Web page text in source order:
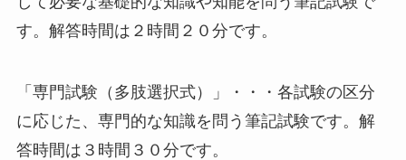
す。解答時間は２時間２０分です。
「専門試験（多肢選択式）」・・・各試験の区分
に応じた、専門的な知識を問う筆記試験です。解
答時間は３時間３０分です。